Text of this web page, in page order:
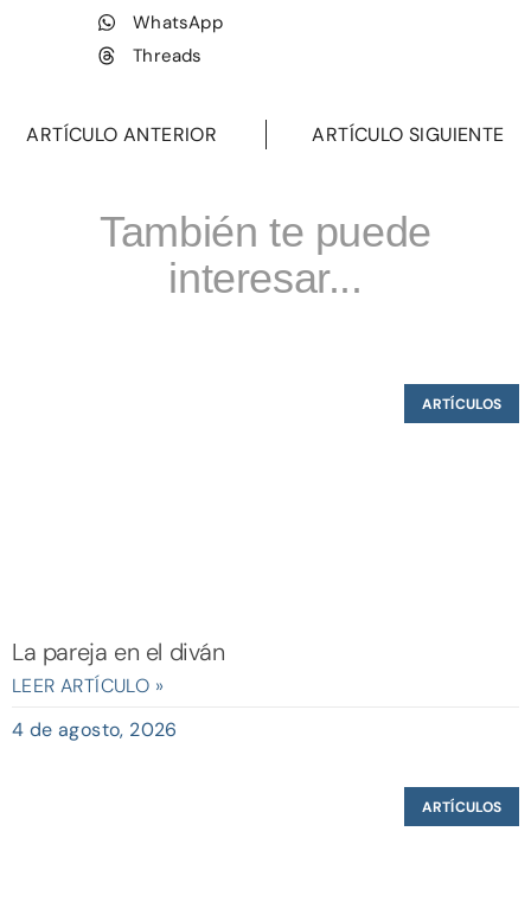
WhatsApp
Threads
ARTÍCULO ANTERIOR ARTÍCULO SIGUIENTE
También te puede
interesar...
ARTÍCULOS
La pareja en el diván
LEER ARTÍCULO »
4 de agosto, 2026
ARTÍCULOS